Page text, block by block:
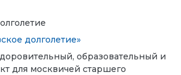
долголетие»
образовательный и
для москвичей старшего